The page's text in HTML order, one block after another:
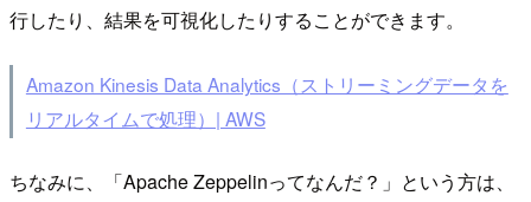
行したり、結果を可視化したりすることができます。
Amazon Kinesis Data Analytics（ストリーミングデータを
リアルタイムで処理）| AWS
ちなみに、「Apache Zeppelinってなんだ？」という方は、